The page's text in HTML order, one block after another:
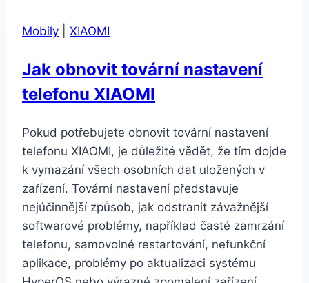
SIM
Mobily XIAOMI
Jak obnovit tovární nastavení
telefonu XIAOMI
Pokud potřebujete obnovit tovární nastavení
telefonu XIAOMI, je důležité vědět, že tím dojde
k vymazání všech osobních dat uložených v
zařízení. Tovární nastavení představuje
nejúčinnější způsob, jak odstranit závažnější
softwarové problémy, například časté zamrzání
telefonu, samovolné restartování, nefunkční
aplikace, problémy po aktualizaci systému